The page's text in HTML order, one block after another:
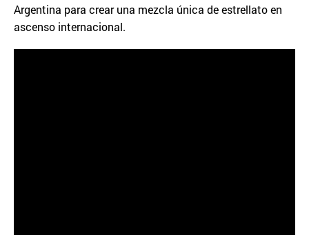
Argentina para crear una mezcla única de estrellato en
ascenso internacional.